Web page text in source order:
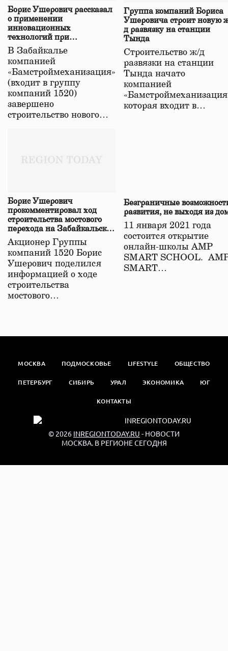
Борис Ушерович рассказал
о применении
инновационных
технологий при
строительстве нового моста
в Забайкалье
В Забайкалье
компанией
«Бамстроймеханизация»
(входит в группу
компаний 1520)
завершено
строительство нового…
Группа компаний Бориса
Ушеровича строит новую
д развязку на станции
Тында
Строительство ж/д
развязки на станции
Тында начато
компанией
которая входит в…
Борис Ушерович
прокомментировал ход
строительства мостового
перехода на Забайкальской
железной дороге
Акционер Группы
компаний 1520 Борис
Ушерович поделился
информацией о ходе
строительства
мостового…
Безграничные
развития, не выходя из
11 января 2021 года
состоится открытие
онлайн-школы АМР
SMART SCHOOL.
SMART…
МОСКВА ПОДМОСКОВЬЕ LIFESTYLE ОБЩЕСТВО
ПЕТЕРБУРГ СИБИРЬ УРАЛ ЭКОНОМИКА ЮГ
КОНТАКТЫ
© 2026 INREGIONTODAY.RU - НОВОСТИ
МОСКВА. В РЕГИОНЕ СЕГОДНЯ